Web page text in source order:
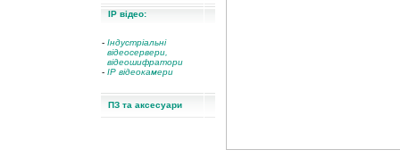
IP відео:
- Індустріальні
відеосервери,
відеошифратори
- IP відеокамери
ПЗ та аксесуари